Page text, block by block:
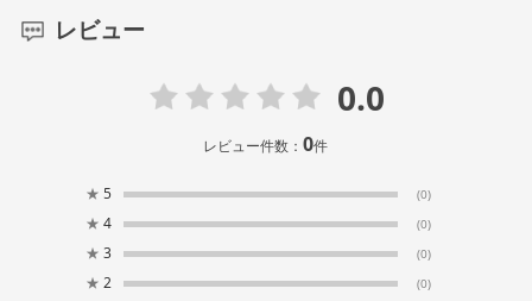
レビュー
0.0
レビュー件数：0件
★ 5 (0)
★ 4 (0)
★ 3 (0)
★ 2 (0)